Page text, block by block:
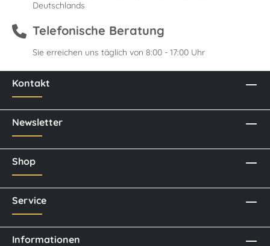
Deutschlands
Telefonische Beratung
Sie erreichen uns täglich von 8:00 - 17:00 Uhr
Kontakt
Newsletter
Shop
Service
Informationen